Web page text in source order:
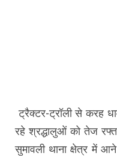
ट्रैक्टर-ट्रॉली से करह
रहे श्रद्धालुओं को तेज
सुमावली थाना क्षेत्र में